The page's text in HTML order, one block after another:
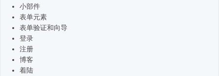
小部件
表单元素
表单验证和向导
登录
注册
博客
着陆